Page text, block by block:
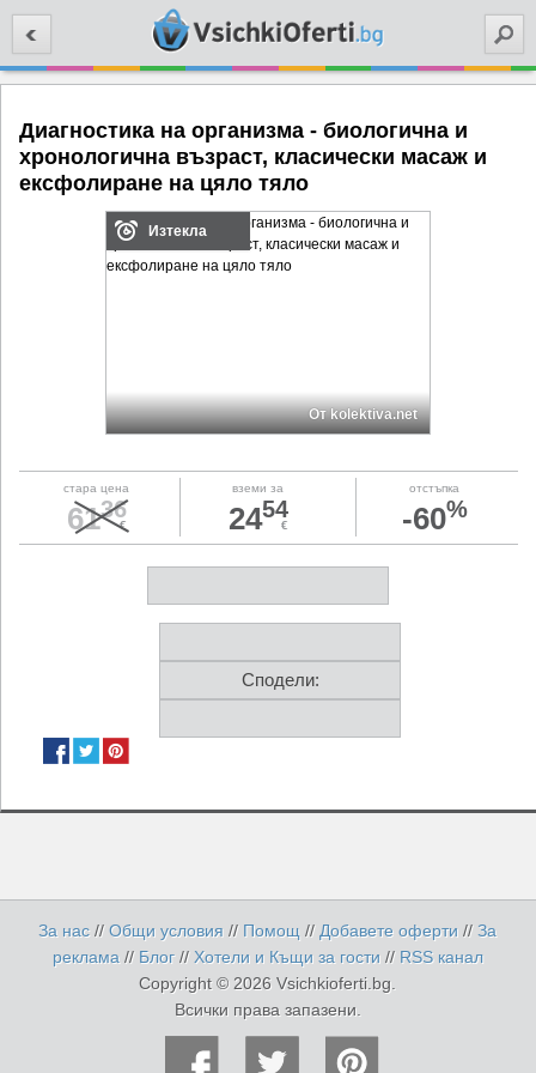
Диагностика на организма - биологична и
хронологична възраст, класически масаж и
ексфолиране на цяло тяло
Изтекла
От kolektiva.net
стара цена
6136
€
вземи за
2454
€
отстъпка
-60%
Сподели:
За нас //Общи условия // Помощ // Добавете оферти//За
реклама // Блог // Хотели и Къщи за гости // RSS канал
Copyright © 2026 Vsichkioferti.bg.
Всички права запазени.